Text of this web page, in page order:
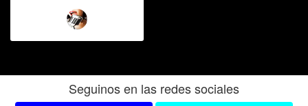
Seguinos en las redes sociales